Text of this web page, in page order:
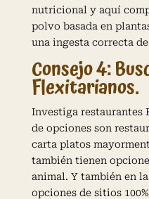
nutricional y aquí
polvo basada en
una ingesta correcta
Consejo 4:
Flexitarianos.
Investiga restaurantes
de opciones son
carta platos
también tienen
animal. Y también en
opciones de sitios